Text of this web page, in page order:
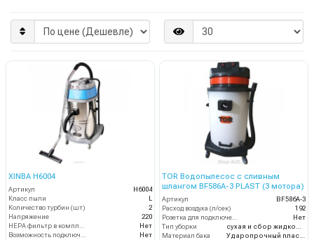
XINBA H6004
Артикул
H6004
Класс пыли
Количество турбин (шт)
2
Напряжение
220
Нет
Нет
TOR Водопылесос с сливным
шлангом BF586A-3 PLAST (3 мотора)
Артикул
BF586A-3
Расход воздуха (л/сек)
192
Нет
Тип уборки
Материал бака